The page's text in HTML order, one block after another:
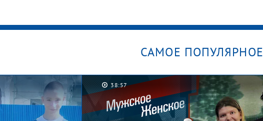
САМОЕ ПОПУЛЯРНОЕ
38:57